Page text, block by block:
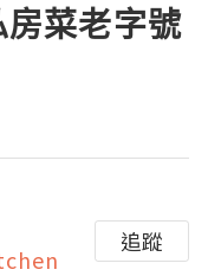
菜老字號
追蹤